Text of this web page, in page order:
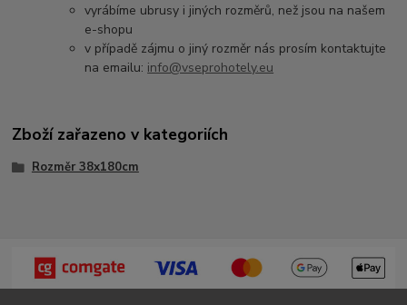
vyrábíme ubrusy i jiných rozměrů, než jsou na našem
e-shopu
v případě zájmu o jiný rozměr nás prosím kontaktujte
na emailu: info@vseprohotely.eu
Zboží zařazeno v kategoriích
Rozměr 38x180cm